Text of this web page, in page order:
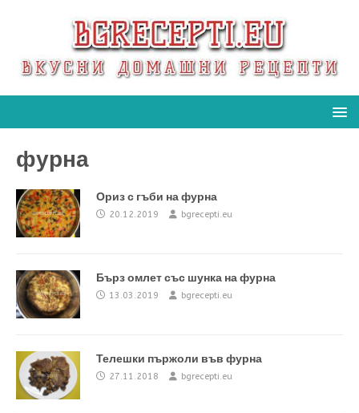
фурна
Ориз с гъби на фурна
20.12.2019 bgrecepti.eu
Бърз омлет със шунка на фурна
13.03.2019 bgrecepti.eu
Телешки пържоли във фурна
27.11.2018 bgrecepti.eu